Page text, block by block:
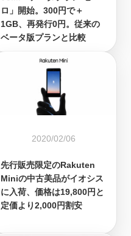
ロ」開始。300円で＋
1GB、再発行0円。従来の
ベータ版プランと比較
2020/02/06
先行販売限定のRakuten
Miniの中古美品がイオシス
に入荷、価格は19,800円と
定価より2,000円割安